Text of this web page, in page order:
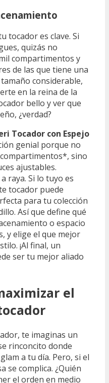
tocador es clave. Si
quizás no
compartimentos y
de las que tiene una
considerable,
en la reina de la
bello y ver que
¿verdad?
Tocador con Espejo
genial porque no
sino
ajustables.
raya. Si lo tuyo es
tocador puede
para tu colección
Así que define qué
o espacio
y elige el que mejor
¡Al final, un
ser tu mejor aliado
el
te imaginas un
rinconcito donde
a tu día. Pero, si el
se complica. ¿Quién
el orden en medio